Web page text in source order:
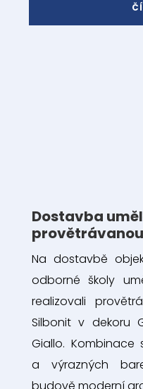
Dostavba
Na dostavbě
odborné školy
realizovali
Silbonit v dekoru
Giallo. Kombinace
a výrazných